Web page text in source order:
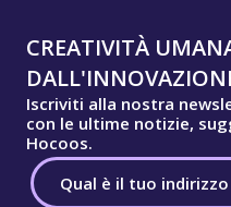
CREATIVITÀ
Iscriviti alla nostra
con le ultime notizie,
Hocoos.